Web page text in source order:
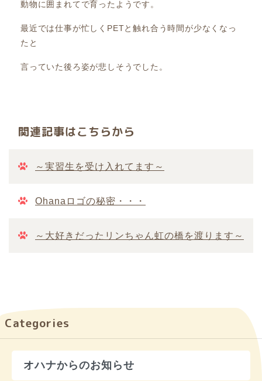
動物に囲まれてで育ったようです。
最近では仕事が忙しくPETと触れ合う時間が少なくなっ
たと
言っていた後ろ姿が悲しそうでした。
関連記事はこちらから
～実習生を受け入れてます～
Ohanaロゴの秘密・・・
～大好きだったリンちゃん虹の橋を渡ります～
Categories
オハナからのお知らせ